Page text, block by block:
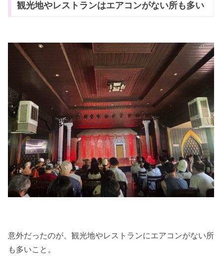
観光地やレストランはエアコンがない所も多い
意外だったのが、観光地やレストランにエアコンがない所
も多いこと。